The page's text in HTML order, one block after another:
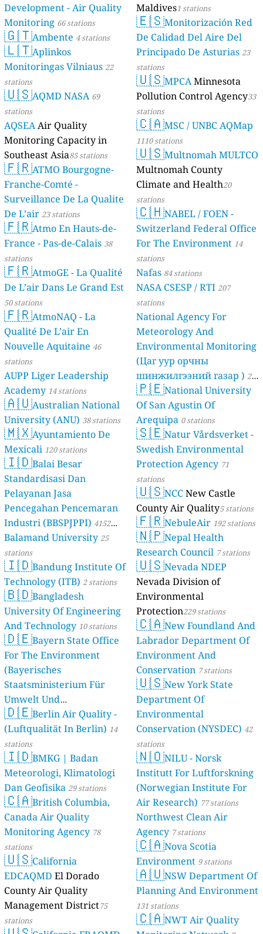
Development - Air Quality
Monitoring 66 stations
🇬🇹Ambente 4 stations
🇱🇹Aplinkos
Monitoringas Vilniaus 22
stations
🇺🇸AQMD NASA 69
stations
AQSEAAir Quality
Monitoring Capacity in
Southeast Asia85 stations
🇫🇷ATMO Bourgogne-
Franche-Comté -
Surveillance De La Qualite
De L’air 23 stations
🇫🇷Atmo En Hauts-de-
France - Pas-de-Calais 38
stations
🇫🇷AtmoGE - La Qualité
De L’air Dans Le Grand Est
50 stations
🇫🇷AtmoNAQ - La
Qualité De L’air En
Nouvelle Aquitaine 46
stations
AUPP Liger Leadership
Academy 14 stations
🇦🇺Australian National
University (ANU) 38 stations
🇲🇽Ayuntamiento De
Mexicali 120 stations
🇮🇩Balai Besar
Standardisasi Dan
Pelayanan Jasa
Pencegahan Pencemaran
Industri (BBSPJPPI) 4152
stations
Balamand University25
stations
🇮🇩Bandung Institute Of
Technology (ITB) 2 stations
🇧🇩Bangladesh
University Of Engineering
And Technology 10 stations
🇩🇪Bayern State Office
For The Environment
(Bayerisches
Staatsministerium Für
Umwelt Und
Verbraucherschutz) - LfU
46 stations
🇩🇪Berlin Air Quality -
(Luftqualität In Berlin) 14
stations
🇮🇩BMKG | Badan
Meteorologi, Klimatologi
Dan Geofisika 29 stations
🇨🇦British Columbia,
Canada Air Quality
Monitoring Agency 78
stations
🇺🇸California
EDCAQMD El Dorado
County Air Quality
Management District75
stations
Maldives1 stations
🇪🇸Monitorización Red
De Calidad Del Aire Del
Principado De Asturias 23
stations
🇺🇸MPCAMinnesota
Pollution Control Agency33
stations
🇨🇦MSC / UNBC AQMap
1110 stations
🇺🇸Multnomah MULTCO
Multnomah County
Climate and Health20
stations
🇨🇭NABEL / FOEN -
Switzerland Federal Office
For The Environment 14
stations
Nafas 84 stations
NASA CSESP / RTI 207
stations
National Agency For
Meteorology And
Environmental Monitoring
(Цаг уур орчны
шинжилгээний газар ) 21
stations
🇵🇪National University
Of San Agustin Of
Arequipa 0 stations
🇸🇪Natur Vårdsverket -
Swedish Environmental
Protection Agency 71
stations
🇺🇸NCCNew Castle
County Air Quality5 stations
🇫🇷NebuleAir 192 stations
🇳🇵Nepal Health
Research Council 7 stations
🇺🇸Nevada NDEP
Nevada Division of
Environmental
Protection229 stations
🇨🇦New Foundland And
Labrador Department Of
Environment And
Conservation 7 stations
🇺🇸New York State
Department Of
Environmental
Conservation (NYSDEC) 42
stations
🇳🇴NILU - Norsk
Institutt For Luftforskning
(Norwegian Institute For
Air Research) 77 stations
Northwest Clean Air
Agency 7 stations
🇨🇦Nova Scotia
Environment 9 stations
🇦🇺NSW Department Of
Planning And Environment
131 stations
🇨🇦NWT Air Quality